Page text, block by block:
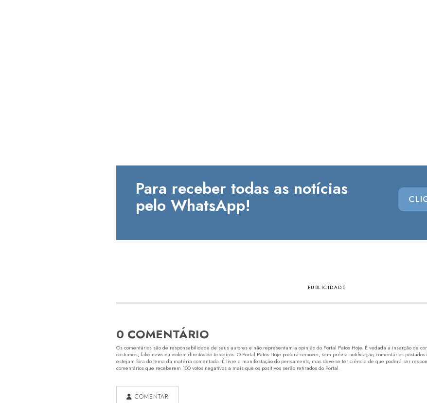
Para receber todas as notícias
pelo WhatsApp!
0 COMENTÁRIO
Os comentários são de responsabilidade de seus autores e não representam a opinião do Portal Patos Hoje. É vedada a inserção de
costumes, fake news ou violem direitos de terceiros. O Portal Patos Hoje poderá remover, sem prévia notificação, comentários
estejam fora do tema da matéria comentada. É livre a manifestação do pensamento, mas deve-se ter ciência de que poderá ser
comentários que receberem 100 votos negativos a mais que os positivos serão retirados do Portal.
COMENTAR